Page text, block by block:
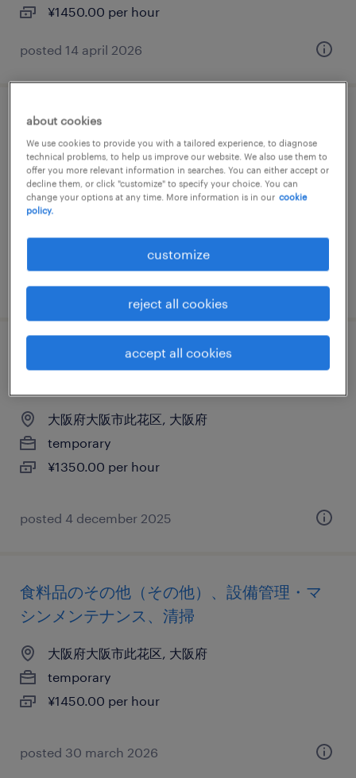
¥1450.00 per hour
posted 14 april 2026
食料品の食品加工・検査・袋詰め、その他
（製造）、検品
大阪府大阪市此花区, 大阪府
temporary
posted 9 december 2025
物流・ロジスティクスの仕分け・ピッキン
大阪府大阪市此花区, 大阪府
temporary
¥1350.00 per hour
posted 4 december 2025
食料品のその他（その他）、設備管理・マ
シンメンテナンス、清掃
大阪府大阪市此花区, 大阪府
temporary
¥1450.00 per hour
posted 30 march 2026
about cookies
We use cookies to provide you with a tailored experience, to diagnose
technical problems, to help us improve our website. We also use them to
offer you more relevant information in searches. You can either accept or
decline them, or click "customize" to specify your choice. You can
change your options at any time. More information is in our cookie
policy.
customize
reject all cookies
accept all cookies